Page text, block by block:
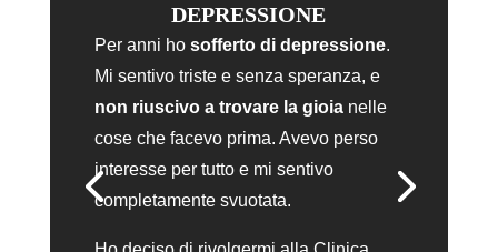
DEPRESSIONE
Per anni ho sofferto di depressione.
Mi sentivo triste e senza speranza, e
non riuscivo a trovare la gioianelle
cose che facevo prima. Avevo perso
interesse per tutto e mi sentivo
completamente svuotata.